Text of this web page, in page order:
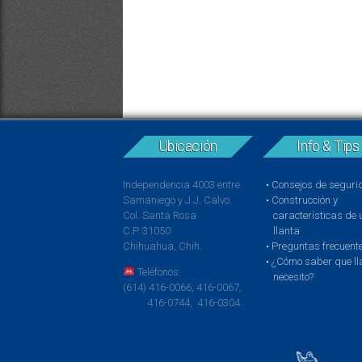
Ubicación
Independencia 4003 entre
Samaniego y J.J. Calvo.
Col. Santa Rosa
C.P. 31050
Chihuahua, Chih.
Teléfonos:
(614) 416-0066, 416-0067,
416-0744, 416-0304
Info & Tips
Consejos de
Construcción y
características de
llanta
Preguntas
¿Cómo saber que
necesito?